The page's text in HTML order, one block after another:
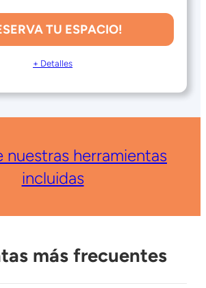
TU ESPACIO!
+ Detalles
nuestras herramientas
incluidas
más frecuentes